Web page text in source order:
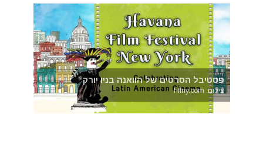
פסטיבל הסרטים של הוואנה בניו יורק
צילום: hffny.com